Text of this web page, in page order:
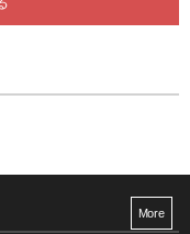
More